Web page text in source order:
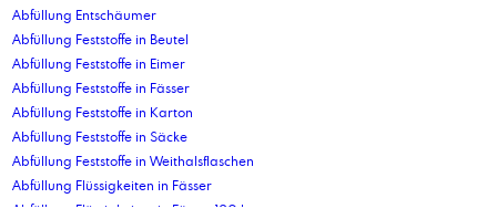
Abfüllung Entschäumer
Abfüllung Feststoffe in Beutel
Abfüllung Feststoffe in Eimer
Abfüllung Feststoffe in Fässer
Abfüllung Feststoffe in Karton
Abfüllung Feststoffe in Säcke
Abfüllung Feststoffe in Weithalsflaschen
Abfüllung Flüssigkeiten in Fässer
Abfüllung Flüssigkeiten in Fässer 120 ltr